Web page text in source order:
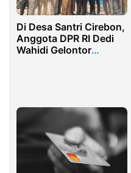
Di Desa Santri Cirebon,
Anggota DPR RI Dedi
Wahidi Gelontor